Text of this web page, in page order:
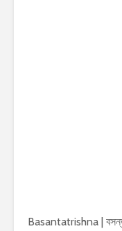
Basantatrishna |